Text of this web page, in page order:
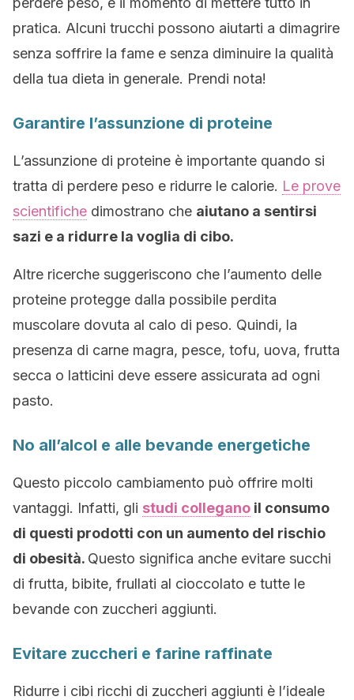
pratica. Alcuni trucchi possono aiutarti a dimagrire
senza soffrire la fame e senza diminuire la qualità
della tua dieta in generale. Prendi nota!
Garantire l’assunzione di proteine
L’assunzione di proteine è importante quando si
tratta di perdere peso e ridurre le calorie. Le prove
scientifiche dimostrano che aiutano a sentirsi
sazi e a ridurre la voglia di cibo.
Altre ricerche suggeriscono che l’aumento delle
proteine protegge dalla possibile perdita
muscolare dovuta al calo di peso. Quindi, la
presenza di carne magra, pesce, tofu, uova, frutta
secca o latticini deve essere assicurata ad ogni
pasto.
No all’alcol e alle bevande energetiche
Questo piccolo cambiamento può offrire molti
vantaggi. Infatti, gli studi collegano il consumo
di questi prodotti con un aumento del rischio
di obesità. Questo significa anche evitare succhi
di frutta, bibite, frullati al cioccolato e tutte le
bevande con zuccheri aggiunti.
Evitare zuccheri e farine raffinate
Ridurre i cibi ricchi di zuccheri aggiunti è l’ideale